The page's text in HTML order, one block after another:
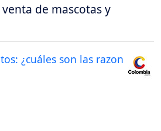
de mascotas y